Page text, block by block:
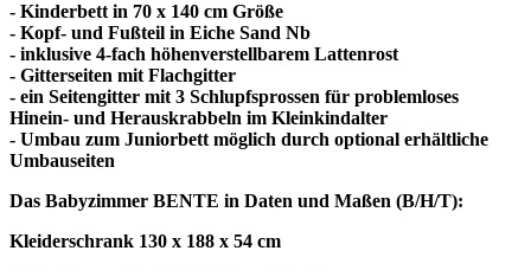
- Kinderbett in 70 x 140 cm Größe
- Kopf- und Fußteil in Eiche Sand Nb
- inklusive 4-fach höhenverstellbarem Lattenrost
- Gitterseiten mit Flachgitter
- ein Seitengitter mit 3 Schlupfsprossen für problemloses
Hinein- und Herauskrabbeln im Kleinkindalter
- Umbau zum Juniorbett möglich durch optional erhältliche
Umbauseiten
Das Babyzimmer BENTE in Daten und Maßen (B/H/T):
Kleiderschrank 130 x 188 x 54 cm